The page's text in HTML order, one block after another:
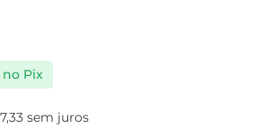
sem juros
no Pix